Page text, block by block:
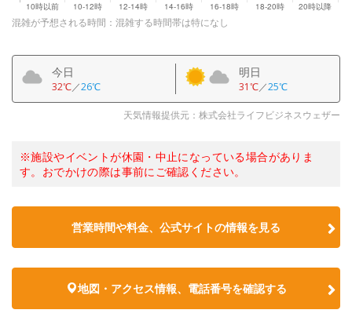
混雑が予想される時間：混雑する時間帯は特になし
今日
32℃／26℃
明日
31℃／25℃
天気情報提供元：株式会社ライフビジネスウェザー
※施設やイベントが休園・中止になっている場合がありま
す。おでかけの際は事前にご確認ください。
営業時間や料金、公式サイトの情報を見る
地図・アクセス情報、電話番号を確認する